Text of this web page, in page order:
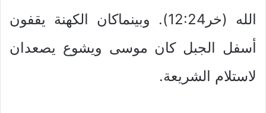
الله (خر12:24). وبينماكان الكهنة يقفون
أسفل الجبل كان موسى ويشوع يصعدان
لاستلام الشريعة.